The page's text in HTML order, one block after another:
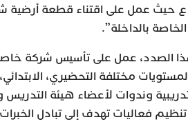
حيث عمل على اقتناء قطعة أرضية
الخاصة بالداخلة”.
الصدد، عمل على تأسيس شركة
مختلفة التحضيري، الابتدائي،
وندوات لأعضاء هيئة
تنظيم فعاليات تهدف إلى تبادل